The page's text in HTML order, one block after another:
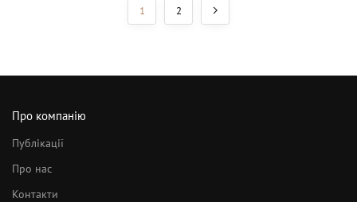
1 2
Про компанію
Публікації
Про нас
Контакти